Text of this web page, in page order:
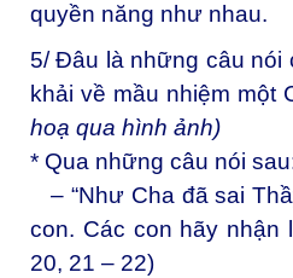
quyền năng như nhau.
5/ Đâu là những câu nói
khải về mầu nhiệm một
hoạ qua hình ảnh)
* Qua những câu nói
– “Như Cha đã sai
con. Các con hãy nhận
20, 21 – 22)